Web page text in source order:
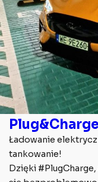
Ładowanie
tankowanie!
Dzięki